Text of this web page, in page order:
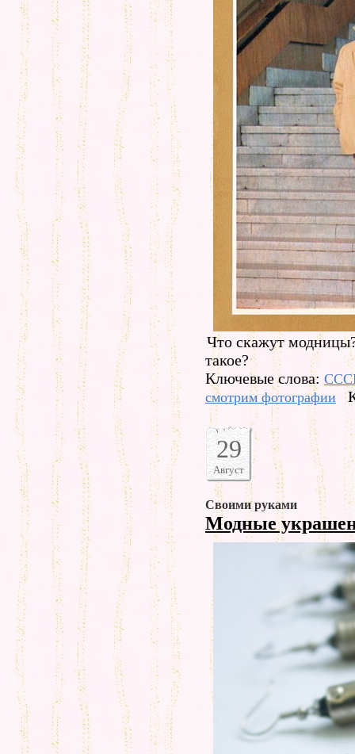
Что скажут
такое?
Ключевые слова:
смотрим фотографии
29
Август
Своими руками
Модные